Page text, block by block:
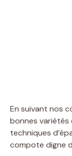
En suivant nos
bonnes variétés
techniques
compote digne